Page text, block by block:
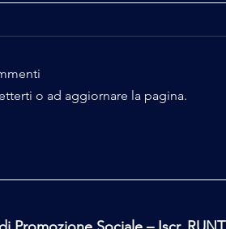
o ad aggiornare la pagina.